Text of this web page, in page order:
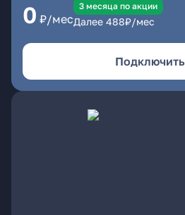
0 ₽/мес
3 месяцa по акции
Далее 488₽/мес
Подключить